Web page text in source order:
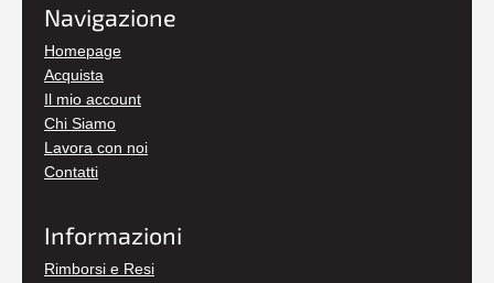
Navigazione
Homepage
Acquista
Il mio account
Chi Siamo
Lavora con noi
Contatti
Informazioni
Rimborsi e Resi